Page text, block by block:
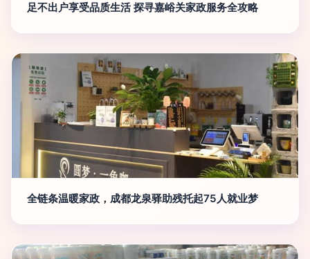
足不出户享受品质生活 探寻嘉峪关家政服务全攻略
全链条温暖家政，成都龙泉驿助残托起75人就业梦